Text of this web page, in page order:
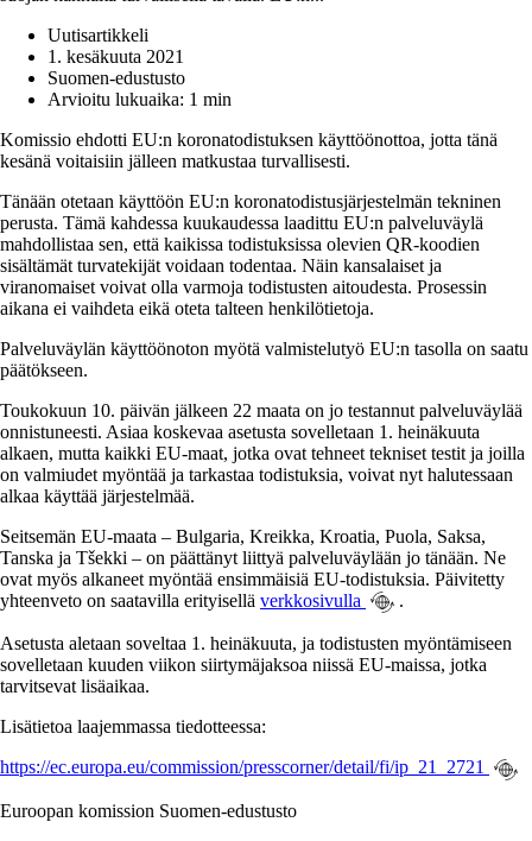
Uutisartikkeli
1. kesäkuuta 2021
Suomen-edustusto
Arvioitu lukuaika: 1 min
Komissio ehdotti EU:n koronatodistuksen käyttöönottoa, jotta tänä
kesänä voitaisiin jälleen matkustaa turvallisesti.
Tänään otetaan käyttöön EU:n koronatodistusjärjestelmän tekninen
perusta. Tämä kahdessa kuukaudessa laadittu EU:n palveluväylä
mahdollistaa sen, että kaikissa todistuksissa olevien QR-koodien
sisältämät turvatekijät voidaan todentaa. Näin kansalaiset ja
viranomaiset voivat olla varmoja todistusten aitoudesta. Prosessin
aikana ei vaihdeta eikä oteta talteen henkilötietoja.
Palveluväylän käyttöönoton myötä valmistelutyö EU:n tasolla on saatu
päätökseen.
Toukokuun 10. päivän jälkeen 22 maata on jo testannut palveluväylää
onnistuneesti. Asiaa koskevaa asetusta sovelletaan 1. heinäkuuta
alkaen, mutta kaikki EU-maat, jotka ovat tehneet tekniset testit ja joilla
on valmiudet myöntää ja tarkastaa todistuksia, voivat nyt halutessaan
alkaa käyttää järjestelmää.
Seitsemän EU-maata – Bulgaria, Kreikka, Kroatia, Puola, Saksa,
Tanska ja Tšekki – on päättänyt liittyä palveluväylään jo tänään. Ne
ovat myös alkaneet myöntää ensimmäisiä EU-todistuksia. Päivitetty
yhteenveto on saatavilla erityisellä verkkosivulla .
Asetusta aletaan soveltaa 1. heinäkuuta, ja todistusten myöntämiseen
sovelletaan kuuden viikon siirtymäjaksoa niissä EU-maissa, jotka
tarvitsevat lisäaikaa.
Lisätietoa laajemmassa tiedotteessa:
https://ec.europa.eu/commission/presscorner/detail/fi/ip_21_2721
Euroopan komission Suomen-edustusto